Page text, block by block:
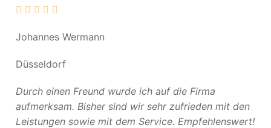
Johannes Wermann
Düsseldorf
Durch einen Freund wurde ich auf die Firma
aufmerksam. Bisher sind wir sehr zufrieden mit den
Leistungen sowie mit dem Service. Empfehlenswert!